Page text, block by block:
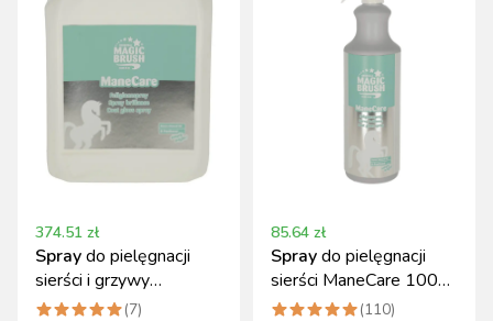
374.51 zł
Spraydo pielęgnacji
sierści i grzywy
MagicBrush 5000 ml
(7)
85.64 zł
Spraydo pielęgnacji
sierści ManeCare 1000
ml z olejkiem
(110)